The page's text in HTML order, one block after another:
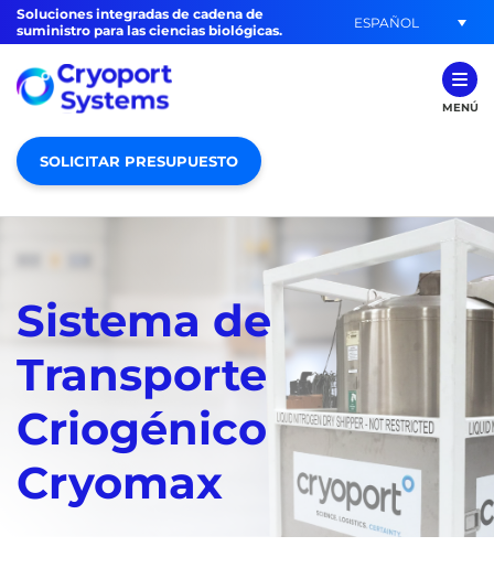
Soluciones integradas de cadena de
suministro para las ciencias biológicas.
ESPAÑOL
MENÚ
SOLICITAR PRESUPUESTO
Sistema de
Transporte
Criogénico
Cryomax